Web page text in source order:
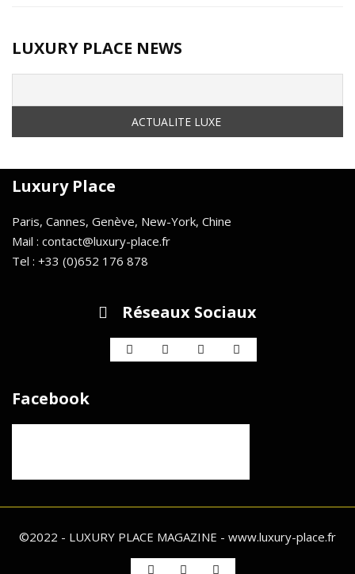
LUXURY PLACE NEWS
Luxury Place
Paris, Cannes, Genève, New-York, Chine
Mail : contact@luxury-place.fr
Tel : +33 (0)652 176 878
Réseaux Sociaux
Facebook
©2022 - LUXURY PLACE MAGAZINE - www.luxury-place.fr